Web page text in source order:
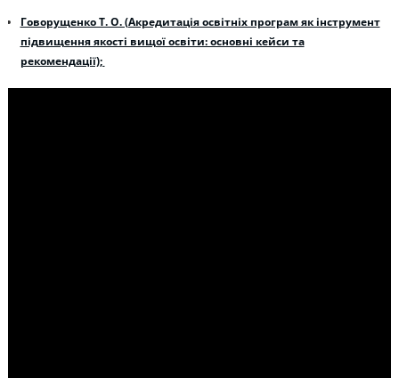
Говорущенко Т. О. (Акредитація освітніх програм як інструмент
підвищення якості вищої освіти: основні кейси та
рекомендації);